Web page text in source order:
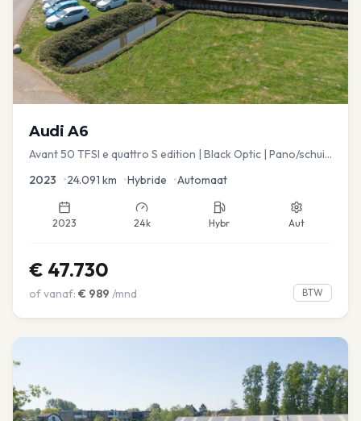
Audi A6
Avant 50 TFSI e quattro S edition | Black Optic | Pano/schuif
2023 •24.091 km •Hybride •Automaat
2023 24k Hybr Aut
€ 47.730
of vanaf: € 989 /mnd BTW